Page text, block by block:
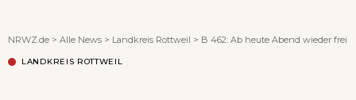
NRWZ.de > Alle News > Landkreis Rottweil > B 462: Ab heute Abend wieder frei
LANDKREIS ROTTWEIL